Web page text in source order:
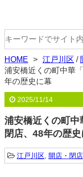
HOME 江戸川区 /
浦安橋近くの町中華
年の歴史に幕
2025/11/14
浦安橋近くの町中
閉店、48年の歴
江戸川区, 開店・閉店